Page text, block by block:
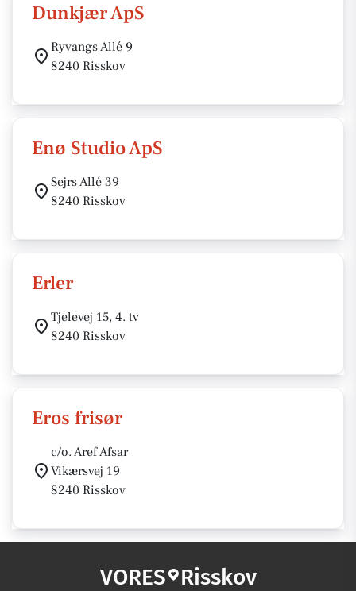
Dunkjær ApS
Ryvangs Allé 9
8240 Risskov
Enø Studio ApS
Sejrs Allé 39
8240 Risskov
Erler
Tjelevej 15, 4. tv
8240 Risskov
Eros frisør
c/o. Aref Afsar
Vikærsvej 19
8240 Risskov
VORES Risskov